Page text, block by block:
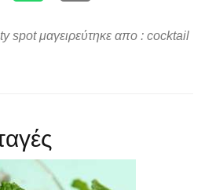
spot μαγειρεύτηκε απο : cocktail